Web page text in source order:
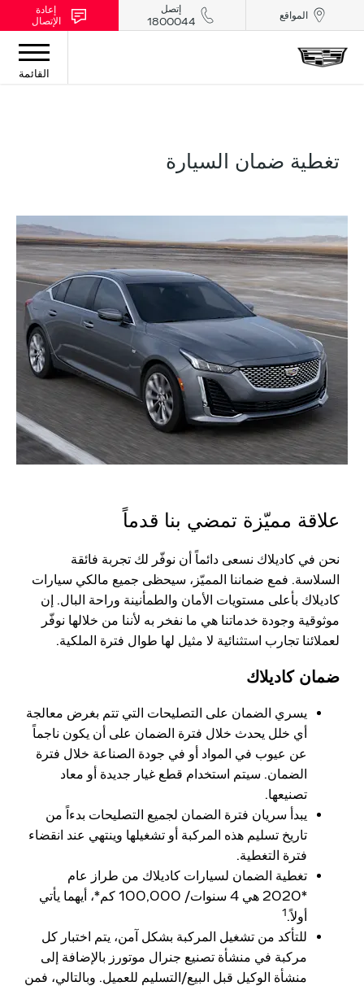
المواقع
إتصل
1800044
إعادة
الإتصال
القائمة
تغطية ضمان السيارة
علاقة مميّزة تمضي بنا قدماً
نحن في كاديلاك نسعى دائماً أن نوفّر لك تجربة فائقة
السلاسة. فمع ضماننا المميّز، سيحظى جميع مالكي سيارات
كاديلاك بأعلى مستويات الأمان والطمأنينة وراحة البال. إن
موثوقية وجودة خدماتنا هي ما نفخر به لأننا من خلالها نوفّر
لعملائنا تجارب استثنائية لا مثيل لها طوال فترة الملكية.
ضمان كاديلاك
يسري الضمان على التصليحات التي تتم بغرض معالجة
أي خلل يحدث خلال فترة الضمان على أن يكون ناجماً
عن عيوب في المواد أو في جودة الصناعة خلال فترة
الضمان. سيتم استخدام قطع غيار جديدة أو معاد
تصنيعها.
يبدأ سريان فترة الضمان لجميع التصليحات بدءاً من
تاريخ تسليم هذه المركبة أو تشغيلها وينتهي عند انقضاء
فترة التغطية.
تغطية الضمان لسيارات كاديلاك من طراز عام
*2020 هي 4 سنوات/ 100,000 كم*، أيهما يأتي
أولاً.1
للتأكد من تشغيل المركبة بشكل آمن، يتم اختبار كل
مركبة في منشأة تصنيع جنرال موتورز بالإضافة إلى
منشأة الوكيل قبل البيع/التسليم للعميل. وبالتالي، فمن